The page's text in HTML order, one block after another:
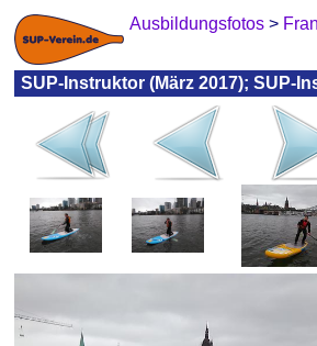
Ausbildungsfotos >
SUP-Instruktor (März 2017); SUP-